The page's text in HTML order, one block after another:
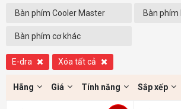
Bàn phím Cooler Master Bàn phím
Bàn phím cơ khác
E-dra Xóa tất cả
Hãng Giá Tính năng Sắp xếp